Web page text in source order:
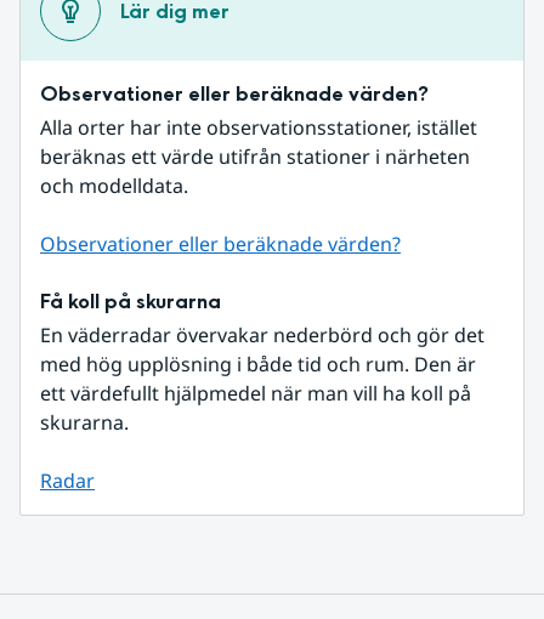
Lär dig mer
Observationer eller beräknade värden?
Alla orter har inte observationsstationer, istället
beräknas ett värde utifrån stationer i närheten
och modelldata.
Observationer eller beräknade värden?
Få koll på skurarna
En väderradar övervakar nederbörd och gör det
med hög upplösning i både tid och rum. Den är
ett värdefullt hjälpmedel när man vill ha koll på
skurarna.
Radar